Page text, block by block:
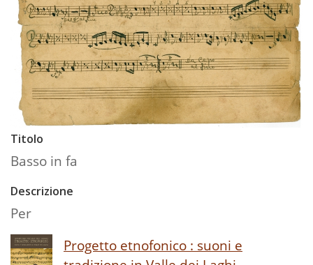
Titolo
Basso in fa
Descrizione
Per
Progetto etnofonico : suoni e